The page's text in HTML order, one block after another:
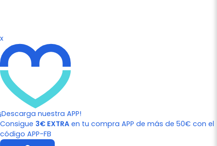
x
¡Descarga nuestra APP!
Consigue 3€ EXTRA en tu compra APP de más de 50€ con el
código APP-FB